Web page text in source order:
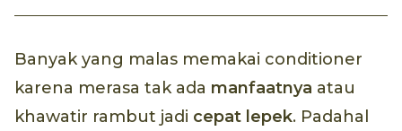
Banyak yang malas memakai conditioner
karena merasa tak ada manfaatnya atau
khawatir rambut jadi cepat lepek. Padahal